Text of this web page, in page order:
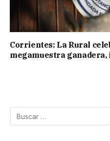
Corrientes: La Rural
megamuestra